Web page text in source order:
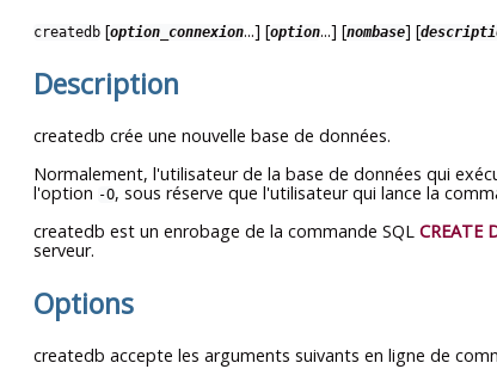
createdb [option_connexion...] [option...] [nombase] [
Description
createdb crée une nouvelle base de données.
Normalement, l'utilisateur de la base de données qui
l'option -O, sous réserve que l'utilisateur qui lance la
createdb est un enrobage de la commande SQL CREATE
serveur.
Options
createdb accepte les arguments suivants en ligne de